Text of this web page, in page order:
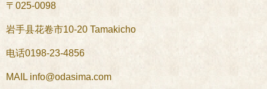
〒025-0098
岩手县花卷市10-20 Tamakicho
电话0198-23-4856
MAIL info@odasima.com